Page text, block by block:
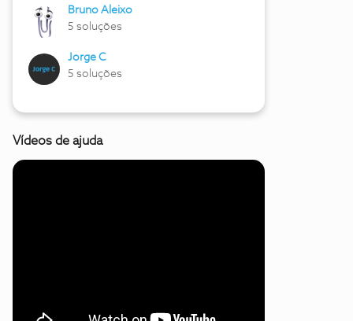
Bruno Aleixo
5 soluções
Jorge C
5 soluções
Vídeos de ajuda